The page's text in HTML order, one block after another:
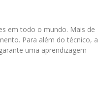
em todo o mundo. Mais de
Para além do técnico, a
uma aprendizagem